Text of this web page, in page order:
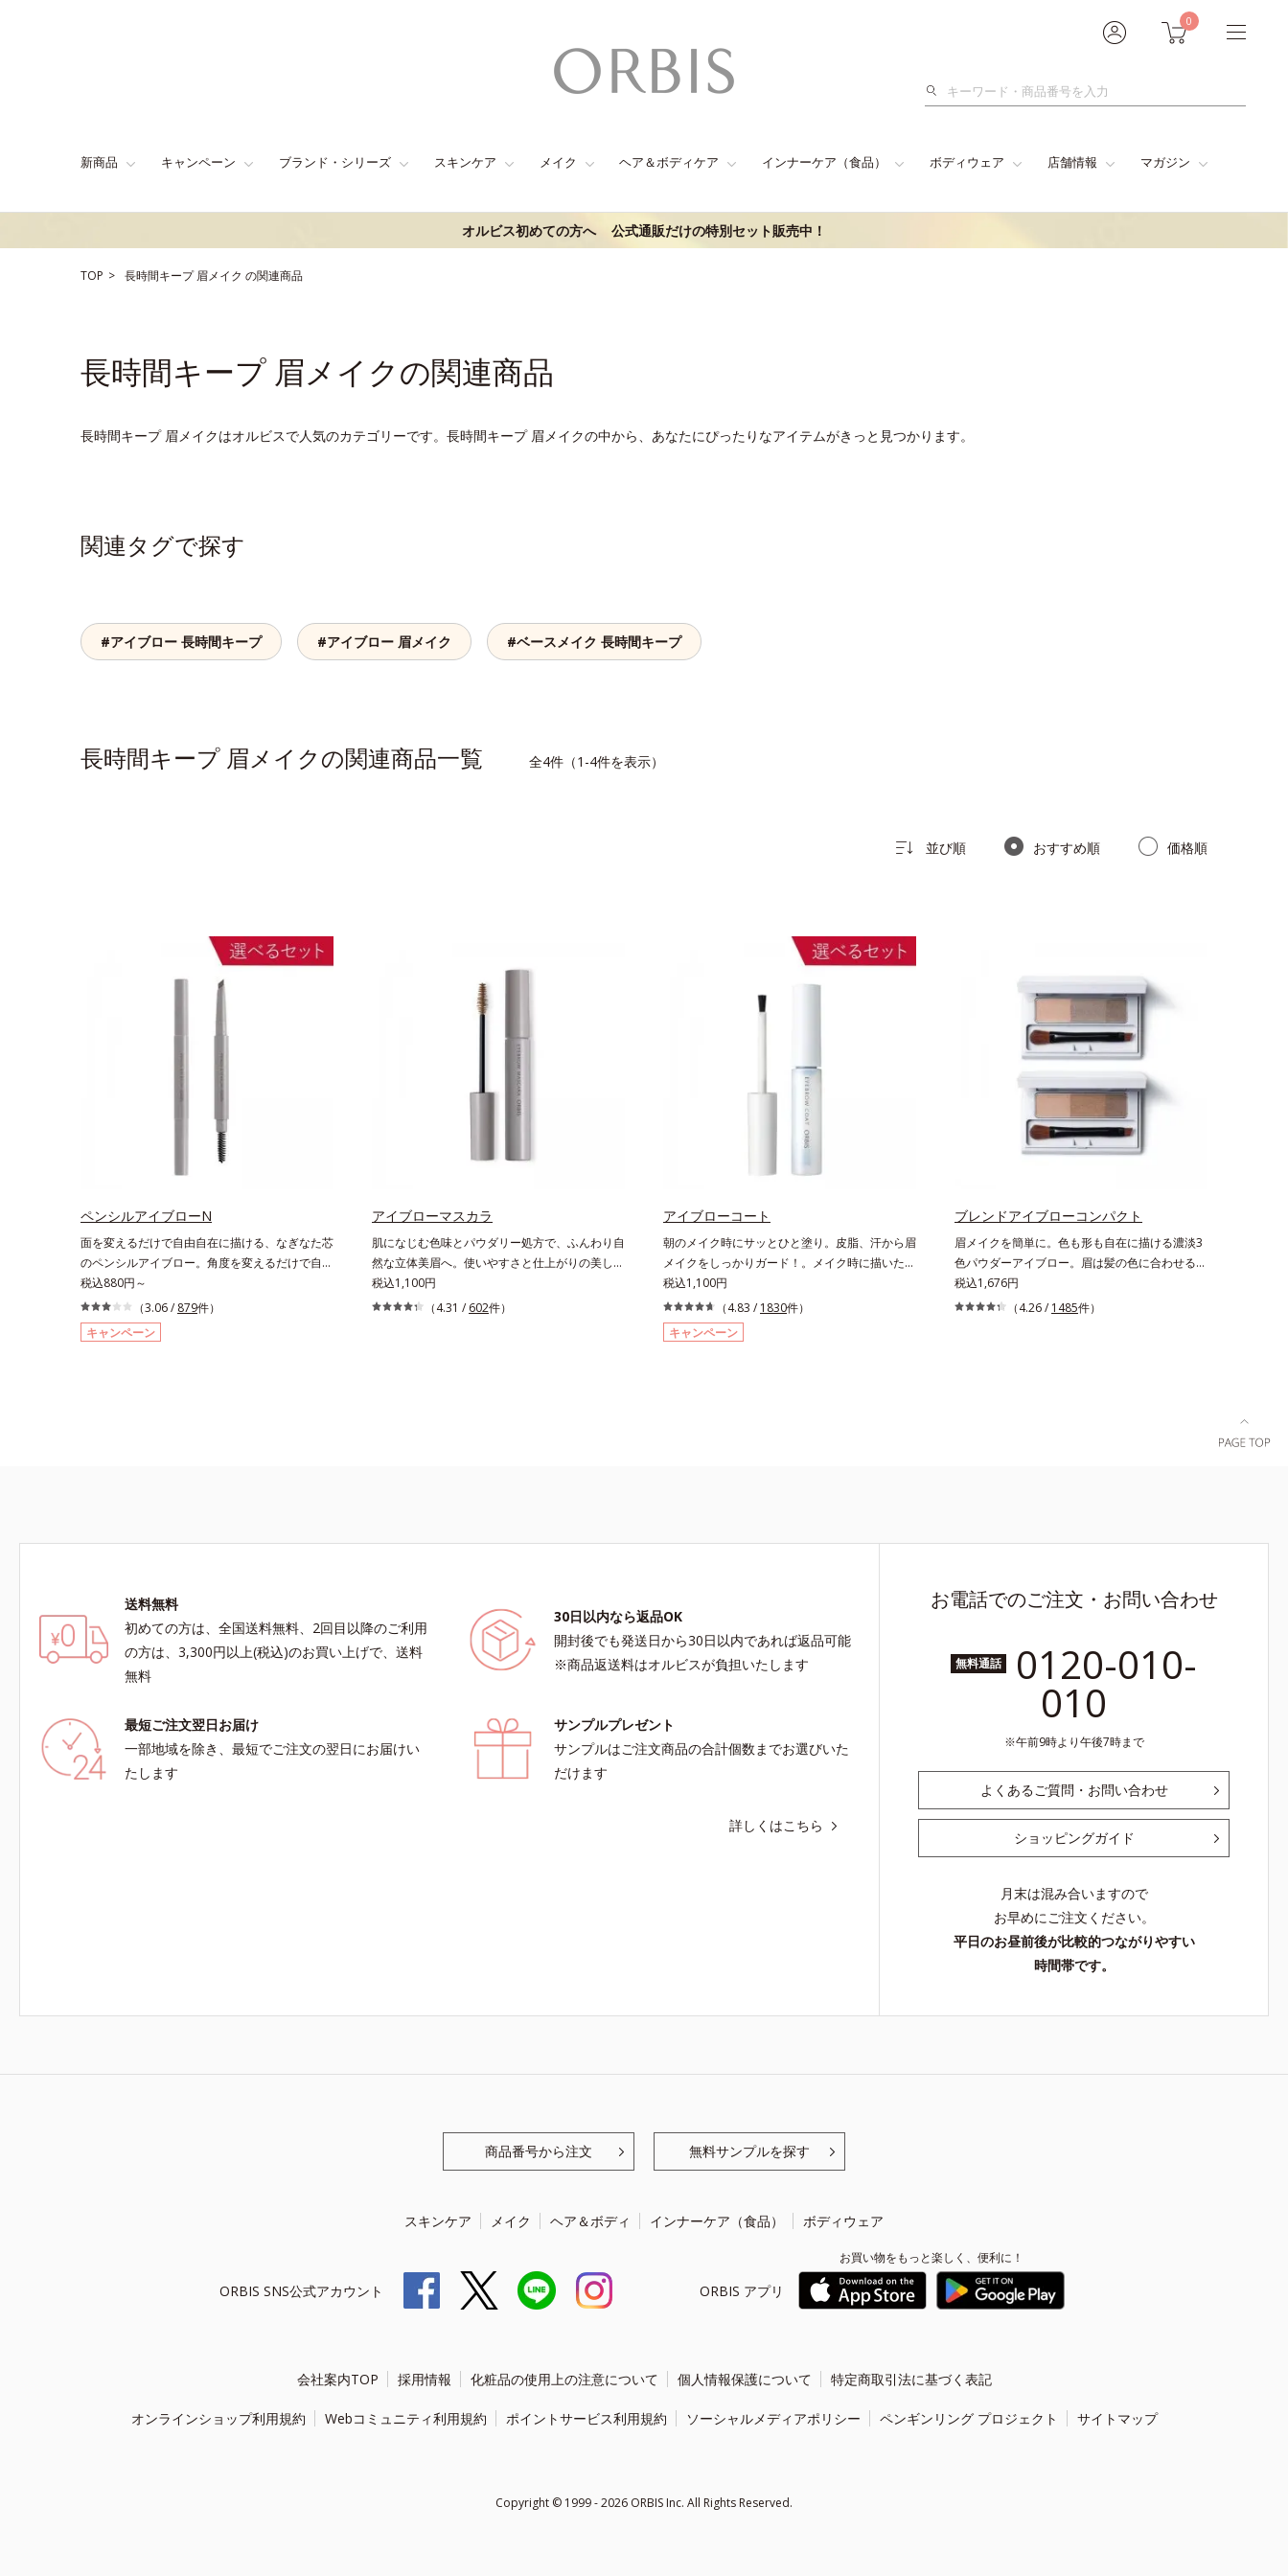
0
検
新商品 キャンペーン ブランド・シリーズ スキンケア メイク ヘア＆ボディケア インナーケア（食品） ボディウェア 店舗情報 マガジン
オルビス初めての方へ 公式通販だけの特別セット販売中！
TOP 長時間キープ眉メイク の関連商品
長時間キープ 眉メイクの関連商品
長時間キープ 眉メイクはオルビスで人気のカテゴリーです。長時間キープ 眉メイクの中から、あなたにぴったりなアイテムがきっと見つかります。
関連タグで探す
#アイブロー 長時間キープ #アイブロー 眉メイク #ベースメイク 長時間キープ
長時間キープ 眉メイクの関連商品一覧 全4件（1-4件を表示）
並び順 おすすめ順 価格順
ペンシルアイブローN
面を変えるだけで自由自在に描ける、なぎなた芯
のペンシルアイブロー。角度を変えるだけで自由
自在に描けるペンシルアイブローです。なぎなた
芯だから、接地面を変えるだけで太い線から細い
線まで、テクニックいらずで簡単に。スムースラ
イン成分(*)配合で、毛の1本1本まで軽やかに描
税込880円～
（3.06 / 879件）
キャンペーン
アイブローマスカラ
肌になじむ色味とパウダリー処方で、ふんわり自
然な立体美眉へ。使いやすさと仕上がりの美しさ
を追求した眉マスカラです。日本人の肌に自然に
なじむ、色調と彩度にこだわった絶妙な色展開。
税込1,100円
（4.31 / 602件）
アイブローコート
朝のメイク時にサッとひと塗り。皮脂、汗から眉
メイクをしっかりガード！。メイク時に描いた眉
の上からサッとひと塗りするだけで、描いたまま
の美しい眉を長時間キープします。汗、皮脂、こ
すれなどから美しい眉をしっかり守るウォーター
プルーフタイプながら、通常のクレンジングで簡
税込1,100円
（4.83 / 1830件）
キャンペーン
ブレンドアイブローコンパクト
眉メイクを簡単に。色も形も自在に描ける濃淡3
色パウダーアイブロー。眉は髪の色に合わせると
自然。濃淡3色セットなら、混ぜ方次第で自分に
ぴったりの眉色が作れます。さらに眉頭は薄く、
税込1,676円
（4.26 / 1485件）
送料無料
初めての方は、全国送料無料、2回目以降のご利用
の方は、3,300円以上(税込)のお買い上げで、送料
無料
30日以内なら返品OK
開封後でも発送日から30日以内であれば返品可能
※商品返送料はオルビスが負担いたします
最短ご注文翌日お届け
一部地域を除き、最短でご注文の翌日にお届けい
たします
サンプルプレゼント
サンプルはご注文商品の合計個数までお選びいた
だけます
詳しくはこちら
お電話でのご注文・お問い合わせ
無料通話 0120-010-
010
午前9時より午後7時まで
よくあるご質問・お問い合わせ
ショッピングガイド
月末は混み合いますので
お早めにご注文ください。
平日のお昼前後が比較的つながりやすい
時間帯です。
商品番号から注文 無料サンプルを探す
スキンケア メイク ヘア＆ボディ インナーケア（食品） ボディウェア
ORBIS SNS公式アカウント ORBIS アプリ
お買い物をもっと楽しく、便利に！
会社案内TOP 採用情報 化粧品の使用上の注意について 個人情報保護について 特定商取引法に基づく表記
オンラインショップ利用規約 Webコミュニティ利用規約 ポイントサービス利用規約 ソーシャルメディアポリシー ペンギンリング プロジェクト サイトマップ
Copyright © 1999 - 2026 ORBIS Inc. All Rights Reserved.